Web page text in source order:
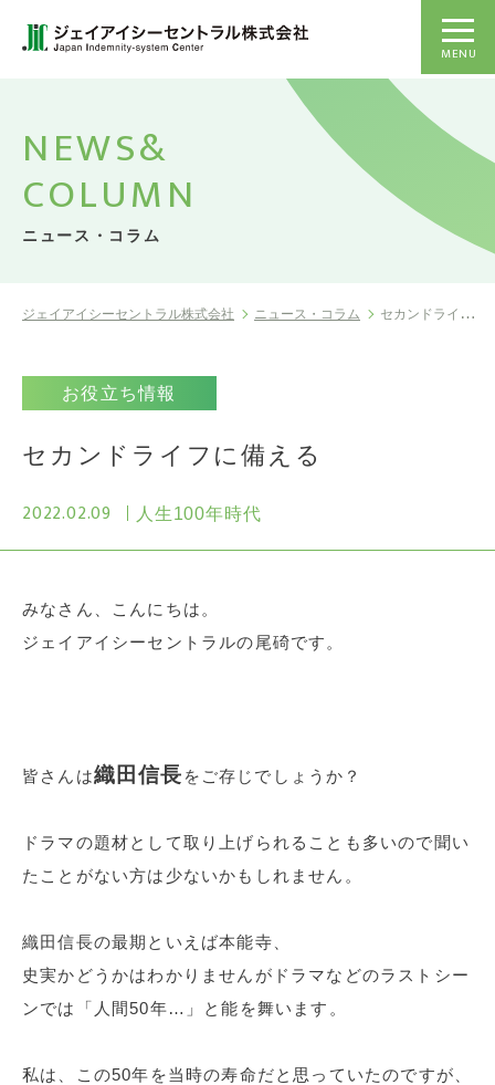
MENU
NEWS&
COLUMN
ニュース・コラム
ジェイアイシーセントラル株式会社 ニュース・コラム セカンドライフに備える
お役立ち情報
セカンドライフに備える
2022.02.09 人生100年時代
みなさん、こんにちは。
ジェイアイシーセントラルの尾碕です。
皆さんは織田信長 をご存じでしょうか？
ドラマの題材として取り上げられることも多いので聞い
たことがない方は少ないかもしれません。
織田信長の最期といえば本能寺、
史実かどうかはわかりませんがドラマなどのラストシー
ンでは「人間50年…」と能を舞います。
私は、この50年を当時の寿命だと思っていたのですが、